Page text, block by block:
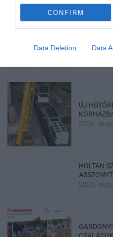
CONFIRM
Data Deletion Data
2026.
ÚJ
2026.
HOLTAN
2026.